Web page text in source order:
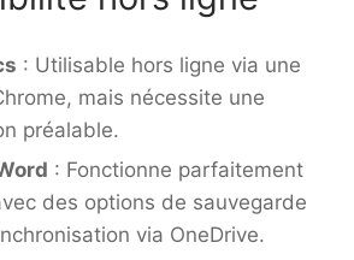
: Utilisable hors ligne via une
mais nécessite une
préalable.
: Fonctionne parfaitement
des options de sauvegarde
via OneDrive.